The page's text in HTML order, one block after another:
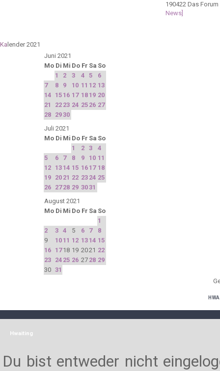
190422 Das
News]
Ka lender 2021
Juni 2021
Mo Di Mi Do Fr Sa So
1
2 3 4 5
6
7
8 9 10 11 12 13
14 15 16 17 18 19 20
21
22 23 24 25 26 27
28 2930
Juli 2021
Mo Di Mi Do Fr Sa So
1
2 3
4
5
6 7 8 9 10 11
12 13 14 15 16 17 18
19 20 21 22 23 24 25
26 27 28 29 3031
August 2021
Mo Di Mi Do Fr Sa So
1
2
3 4 5 6 7
8
9
10 11 12 13 14 15
16 17 18 19 2021 22
23 24 25 26 27 28 29
30 31
Hwaiting
Du bist entweder nicht